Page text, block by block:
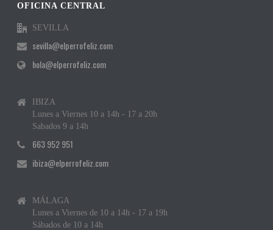
OFICINA CENTRAL
SEVILLA
sevilla@elperrofeliz.com
hola@elperrofeliz.com
IBIZA
Lunes a Viernes 10 a 14h - 17 a 20h
Sabados 9 a 14h
663 952 951
ibiza@elperrofeliz.com
MÁLAGA
Lunes a Viernes de 10 a 14h - 17 a 19h
Sábados de 10 a 14h